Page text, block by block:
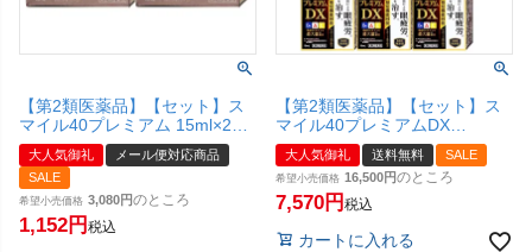
【第2類医薬品】【セット】ス
マイル40プレミアム 15ml×2個
【ライオン株式会社】【メール
便対応商品】【SBT】
大人気御礼
メール便対応商品
SALE
希望小売価格 3,080 のところ
1,152 税込
【第2類医薬品】【セット】ス
マイル40プレミアムDX
15ml×10個【ライオン株式会
社】【宅配便送料無料】
大人気御礼 送料無料 SALE
希望小売価格 16,500 のところ
7,570 税込
カートに入れる